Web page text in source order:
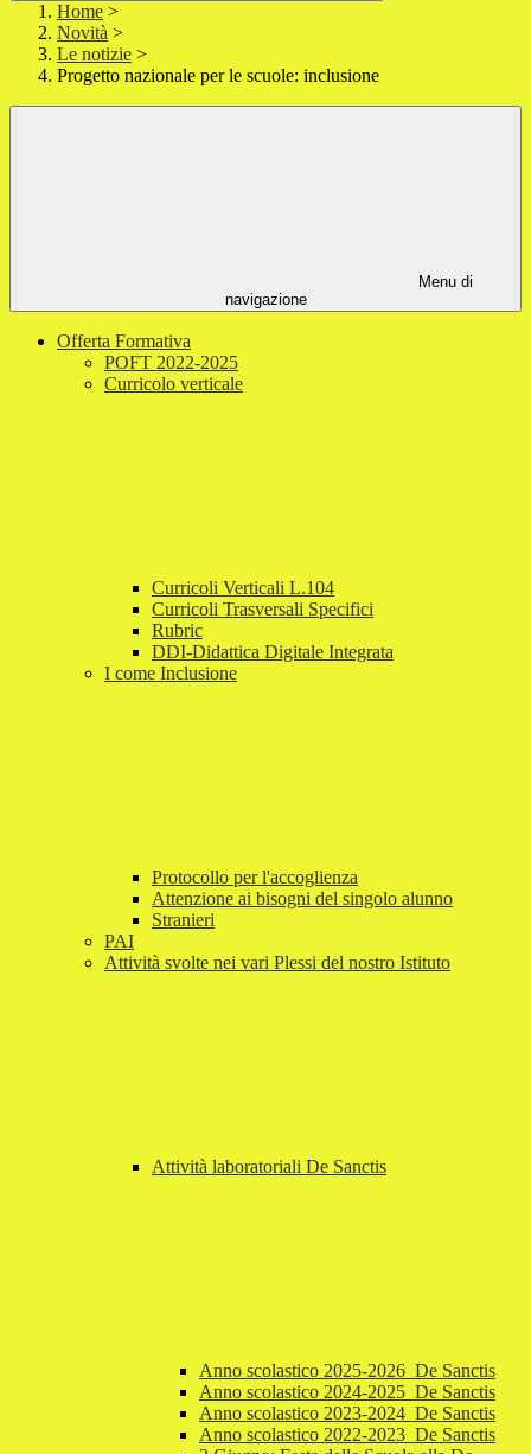
Home >
Novità >
Le notizie >
Progetto nazionale per le scuole: inclusione
Menu di
navigazione
Offerta Formativa
POFT 2022-2025
Curricolo verticale
Curricoli Verticali L.104
Curricoli Trasversali Specifici
Rubric
DDI-Didattica Digitale Integrata
I come Inclusione
Protocollo per l'accoglienza
Attenzione ai bisogni del singolo alunno
Stranieri
PAI
Attività svolte nei vari Plessi del nostro Istituto
Attività laboratoriali De Sanctis
Anno scolastico 2025-2026_De Sanctis
Anno scolastico 2024-2025_De Sanctis
Anno scolastico 2023-2024_De Sanctis
Anno scolastico 2022-2023_De Sanctis